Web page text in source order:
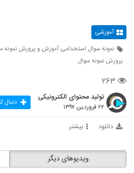
آموزشی
نمونه سوال استخدامی آموزش و پرورش نمونه
پرورش نمونه سوال
۲۶۳
تولید محتوای الکترونیکی
۲۲ فروردین ۱۳۹۷ دنبال
دانلود بیشتر
ویدیوهای دیگر